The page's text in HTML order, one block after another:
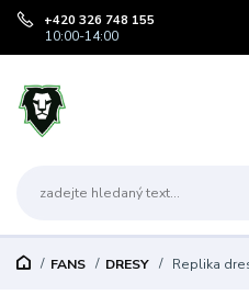
+420 326 748 155
10:00-14:00
FANS DRESY Replika